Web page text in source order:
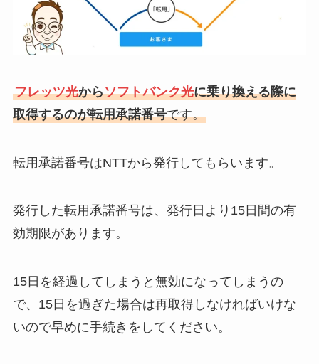
フレッツ光からソフトバンク光に乗り換える際に
取得するのが転用承諾番号です。
転用承諾番号はNTTから発行してもらいます。
発行した転用承諾番号は、発行日より15日間の有
効期限があります。
15日を経過してしまうと無効になってしまうの
で、15日を過ぎた場合は再取得しなければいけな
いので早めに手続きをしてください。